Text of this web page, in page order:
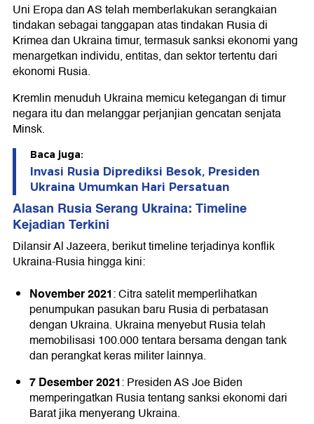
Uni Eropa dan AS telah memberlakukan serangkaian
tindakan sebagai tanggapan atas tindakan Rusia di
Krimea dan Ukraina timur, termasuk sanksi ekonomi yang
menargetkan individu, entitas, dan sektor tertentu dari
ekonomi Rusia.
Kremlin menuduh Ukraina memicu ketegangan di timur
negara itu dan melanggar perjanjian gencatan senjata
Minsk.
Baca juga:
Invasi Rusia Diprediksi Besok, Presiden
Ukraina Umumkan Hari Persatuan
Alasan Rusia Serang Ukraina: Timeline
Kejadian Terkini
Dilansir Al Jazeera, berikut timeline terjadinya konflik
Ukraina-Rusia hingga kini:
November 2021: Citra satelit memperlihatkan
penumpukan pasukan baru Rusia di perbatasan
dengan Ukraina. Ukraina menyebut Rusia telah
memobilisasi 100.000 tentara bersama dengan tank
dan perangkat keras militer lainnya.
7 Desember 2021: Presiden AS Joe Biden
memperingatkan Rusia tentang sanksi ekonomi dari
Barat jika menyerang Ukraina.